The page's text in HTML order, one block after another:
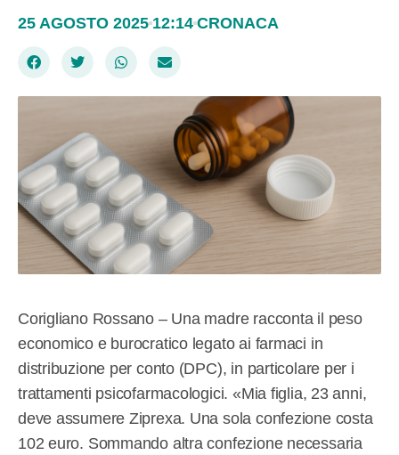
25 AGOSTO 2025 12:14 CRONACA
Corigliano Rossano – Una madre racconta il peso
economico e burocratico legato ai farmaci in
distribuzione per conto (DPC), in particolare per i
trattamenti psicofarmacologici. «Mia figlia, 23 anni,
deve assumere Ziprexa. Una sola confezione costa
102 euro. Sommando altra confezione necessaria